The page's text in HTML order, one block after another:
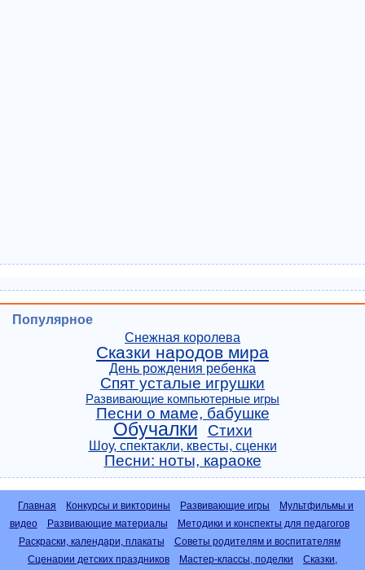
Популярное
Снежная королева
Сказки народов мира
День рождения ребенка
Спят усталые игрушки
Развивающие компьютерные игры
Песни о маме, бабушке
Обучалки Стихи
Шоу, спектакли, квесты, сценки
Песни: ноты, караоке
Главная Конкурсы и викторины Развивающие игры
Мультфильмы и
видео
Развивающие материалы
Методики и конспекты для педагогов
Раскраски, календари, плакаты
Советы родителям и воспитателям
Сценарии детских праздников
Мастер-классы, поделки
Сказки,